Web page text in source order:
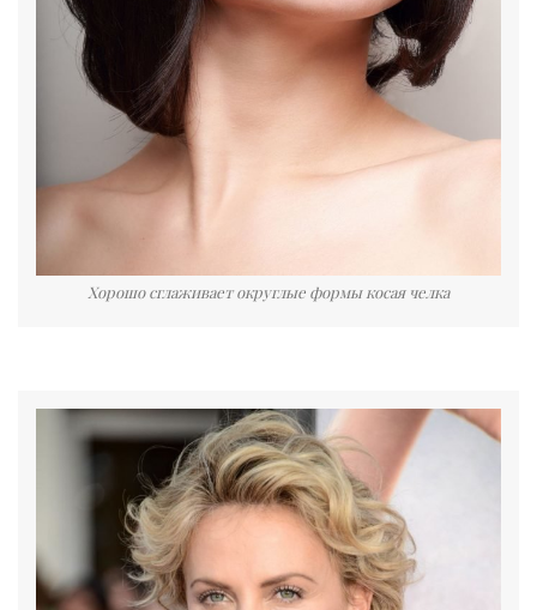
Хорошо сглаживает округлые формы косая челка